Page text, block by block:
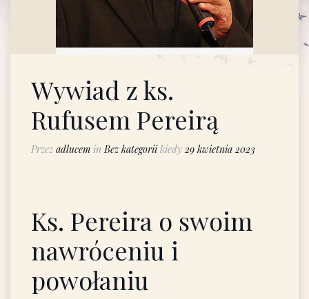
Wywiad z ks.
Rufusem Pereirą
Przez adlucem in Bez kategoriikiedy 29 kwietnia 2023
Ks. Pereira o swoim
nawróceniu i
powołaniu